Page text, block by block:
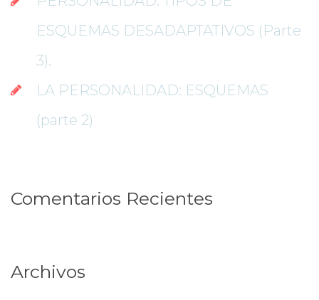
ESQUEMAS DESADAPTATIVOS (Parte
3).
LA PERSONALIDAD: ESQUEMAS
(parte 2)
Comentarios Reciente
Archivo